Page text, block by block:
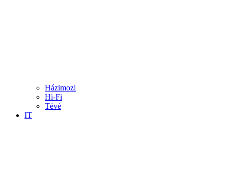
Házimozi
Hi-Fi
Tévé
IT